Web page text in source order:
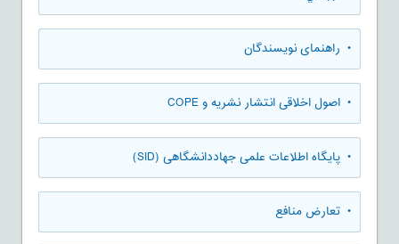
• راهنمای نویسندگان
• اصول اخلاقی انتشار نشریه و COPE
• پایگاه اطلاعات علمی جهاددانشگاهی (SID)
• تعارض منافع